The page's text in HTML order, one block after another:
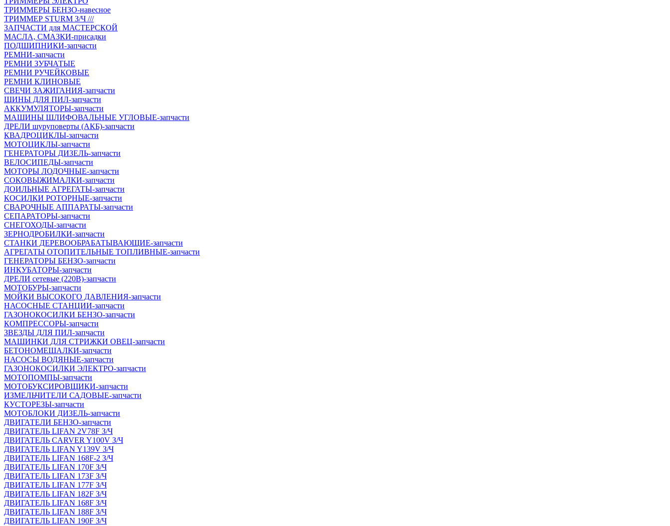
ТРИММЕРЫ БЕНЗО-навесное
ТРИММЕР STURM З/Ч ///
ЗАПЧАСТИ для МАСТЕРСКОЙ
МАСЛА, СМАЗКИ-присадки
ПОДШИПНИКИ-запчасти
РЕМНИ-запчасти
РЕМНИ ЗУБЧАТЫЕ
РЕМНИ РУЧЕЙКОВЫЕ
РЕМНИ КЛИНОВЫЕ
СВЕЧИ ЗАЖИГАНИЯ-запчасти
ШИНЫ ДЛЯ ПИЛ-запчасти
АККУМУЛЯТОРЫ-запчасти
МАШИНЫ ШЛИФОВАЛЬНЫЕ УГЛОВЫЕ-запчасти
ДРЕЛИ шуруповерты (АКБ)-запчасти
КВАДРОЦИКЛЫ-запчасти
МОТОЦИКЛЫ-запчасти
ГЕНЕРАТОРЫ ДИЗЕЛЬ-запчасти
ВЕЛОСИПЕДЫ-запчасти
МОТОРЫ ЛОДОЧНЫЕ-запчасти
СОКОВЫЖИМАЛКИ-запчасти
ДОИЛЬНЫЕ АГРЕГАТЫ-запчасти
КОСИЛКИ РОТОРНЫЕ-запчасти
СВАРОЧНЫЕ АППАРАТЫ-запчасти
СЕПАРАТОРЫ-запчасти
СНЕГОХОДЫ-запчасти
ЗЕРНОДРОБИЛКИ-запчасти
СТАНКИ ДЕРЕВООБРАБАТЫВАЮЩИЕ-запчасти
АГРЕГАТЫ ОТОПИТЕЛЬНЫЕ ТОПЛИВНЫЕ-запчасти
ГЕНЕРАТОРЫ БЕНЗО-запчасти
ИНКУБАТОРЫ-запчасти
ДРЕЛИ сетевые (220В)-запчасти
МОТОБУРЫ-запчасти
МОЙКИ ВЫСОКОГО ДАВЛЕНИЯ-запчасти
НАСОСНЫЕ СТАНЦИИ-запчасти
ГАЗОНОКОСИЛКИ БЕНЗО-запчасти
КОМПРЕССОРЫ-запчасти
ЗВЕЗДЫ ДЛЯ ПИЛ-запчасти
МАШИНКИ ДЛЯ СТРИЖКИ ОВЕЦ-запчасти
БЕТОНОМЕШАЛКИ-запчасти
НАСОСЫ ВОДЯНЫЕ-запчасти
ГАЗОНОКОСИЛКИ ЭЛЕКТРО-запчасти
МОТОПОМПЫ-запчасти
МОТОБУКСИРОВЩИКИ-запчасти
ИЗМЕЛЬЧИТЕЛИ САДОВЫЕ-запчасти
КУСТОРЕЗЫ-запчасти
МОТОБЛОКИ ДИЗЕЛЬ-запчасти
ДВИГАТЕЛИ БЕНЗО-запчасти
ДВИГАТЕЛЬ LIFAN 2V78F З/Ч
ДВИГАТЕЛЬ CARVER Y100V З/Ч
ДВИГАТЕЛЬ LIFAN Y139V З/Ч
ДВИГАТЕЛЬ LIFAN 168F-2 З/Ч
ДВИГАТЕЛЬ LIFAN 170F З/Ч
ДВИГАТЕЛЬ LIFAN 173F З/Ч
ДВИГАТЕЛЬ LIFAN 177F З/Ч
ДВИГАТЕЛЬ LIFAN 182F З/Ч
ДВИГАТЕЛЬ LIFAN 168F З/Ч
ДВИГАТЕЛЬ LIFAN 188F З/Ч
ДВИГАТЕЛЬ LIFAN 190F З/Ч